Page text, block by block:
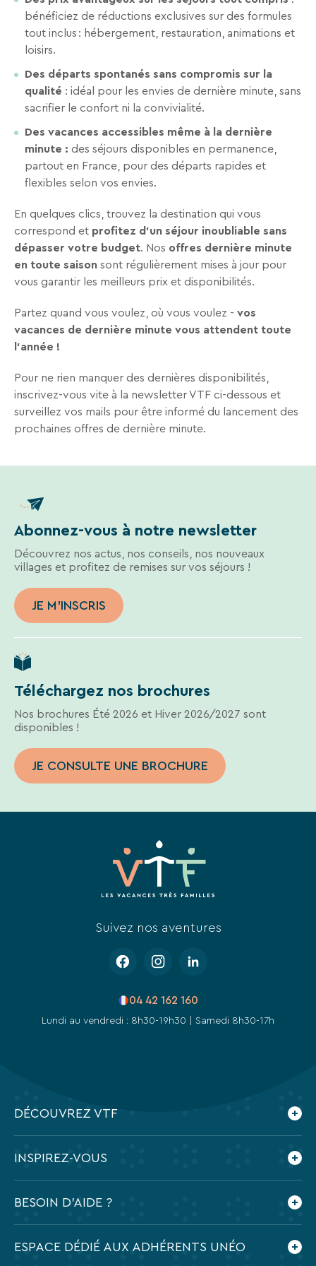
bénéficiez de réductions exclusives sur des formules
tout inclus : hébergement, restauration, animations et
loisirs.
Des départs spontanés sans compromis sur la
qualité : idéal pour les envies de dernière minute, sans
sacrifier le confort ni la convivialité.
Des vacances accessibles même à la dernière
minute : des séjours disponibles en permanence,
partout en France, pour des départs rapides et
flexibles selon vos envies.
En quelques clics, trouvez la destination qui vous
correspond et profitez d’un séjour inoubliable sans
dépasser votre budget. Nos offres dernière minute
en toute saisonsont régulièrement mises à jour pour
vous garantir les meilleurs prix et disponibilités.
Partez quand vous voulez, où vous voulez - vos
vacances de dernière minute vous attendent toute
l’année !
Pour ne rien manquer des dernières disponibilités,
inscrivez-vous vite à la newsletter VTF ci-dessous et
surveillez vos mails pour être informé du lancement des
prochaines offres de dernière minute.
Abonnez-vous à notre newsletter
Découvrez nos actus, nos conseils, nos nouveaux
villages et profitez de remises sur vos séjours !
JE M'INSCRIS
Téléchargez nos brochures
Nos brochures Été 2026 et Hiver 2026/2027 sont
disponibles !
JE CONSULTE UNE BROCHURE
Suivez nos aventures
04 42 162 160
Lundi au vendredi : 8h30-19h30 | Samedi 8h30-17h
DÉCOUVREZ VTF
INSPIREZ-VOUS
BESOIN D'AIDE ?
ESPACE DÉDIÉ AUX ADHÉRENTS UNÉO